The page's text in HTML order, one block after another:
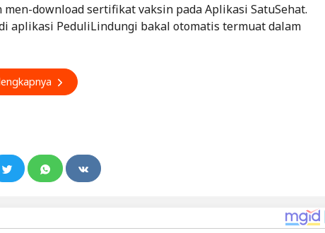
download sertifikat vaksin pada Aplikasi SatuSehat.
aplikasi PeduliLindungi bakal otomatis termuat dalam